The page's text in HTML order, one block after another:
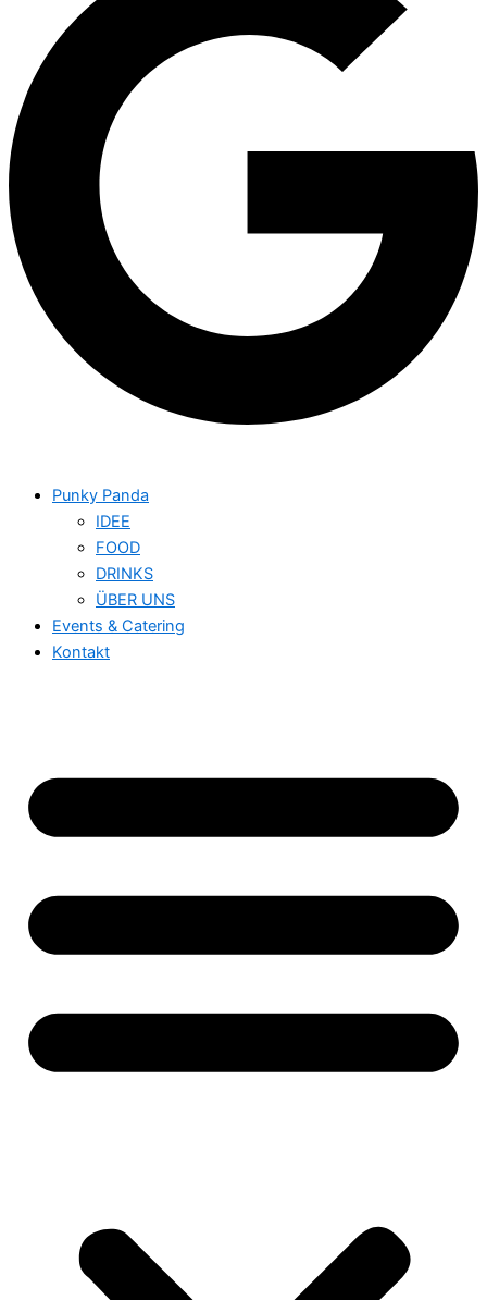
Punky Panda
IDEE
FOOD
DRINKS
ÜBER UNS
Events & Catering
Kontakt